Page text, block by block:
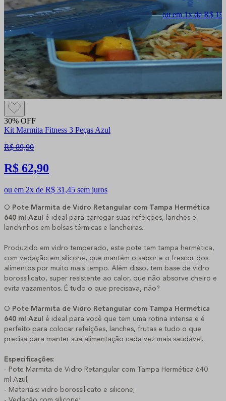
30% OFF
Kit Marmita Fitness 3 Peças Azul
R$ 89,90
R$ 62,90
ou em 2x de R$ 31,45 sem juros
ou em 1x de R$
O Pote Marmita de Vidro Retangular com Tampa Hermética
640 ml Azul é ideal para carregar suas refeições, lanches e
lanchinhos em bolsas térmicas e lancheiras.
Produzido em vidro temperado, este pote tem tampa hermética,
com vedação em silicone, que mantém o sabor e o frescor dos
alimentos por muito mais tempo. Além disso, tem base de vidro
borossilicato, super resistente ao calor, que não absorve cheiro e
evita vazamentos. É tudo o que precisava, não?
O Pote Marmita de Vidro Retangular com Tampa Hermética
640 ml Azul
é ideal para você que tem uma rotina intensa e é
perfeito para colocar refeições, lanches, frutas e tudo o que
precisa para manter sua alimentação cada vez mais saudável.
Especificações:
- Pote Marmita de Vidro Retangular com Tampa Hermética 640
ml Azul;
- Materiais: vidro borossilicato e silicone;